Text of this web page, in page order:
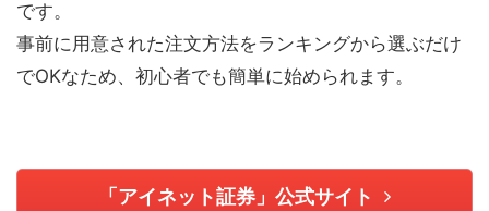
です。
事前に用意された注文方法をランキングから選ぶだけ
でOKなため、初心者でも簡単に始められます。
「アイネット証券」公式サイト